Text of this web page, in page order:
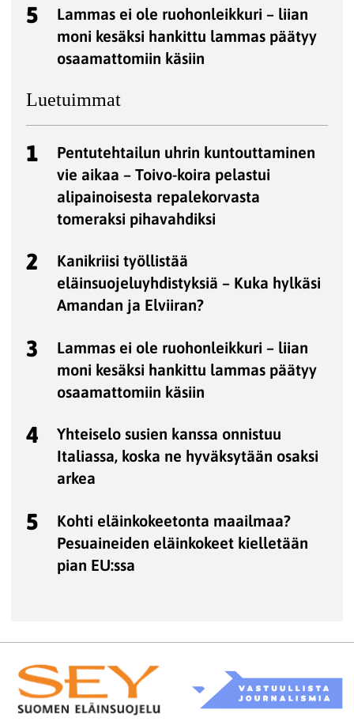
5
Lammas ei ole ruohonleikkuri – liian
moni kesäksi hankittu lammas päätyy
osaamattomiin käsiin
Luetuimmat
1
Pentutehtailun uhrin kuntouttaminen
vie aikaa – Toivo-koira pelastui
alipainoisesta repalekorvasta
tomeraksi pihavahdiksi
2
Kanikriisi työllistää
eläinsuojeluyhdistyksiä – Kuka hylkäsi
Amandan ja Elviiran?
3
Lammas ei ole ruohonleikkuri – liian
moni kesäksi hankittu lammas päätyy
osaamattomiin käsiin
4
Yhteiselo susien kanssa onnistuu
Italiassa, koska ne hyväksytään osaksi
arkea
5
Kohti eläinkokeetonta maailmaa?
Pesuaineiden eläinkokeet kielletään
pian EU:ssa